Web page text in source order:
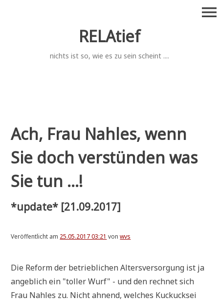
RELAtief
nichts ist so, wie es zu sein scheint ....
menu
Ach, Frau Nahles, wenn
Sie doch verstünden was
Sie tun ...!
*update* [21.09.2017]
Veröffentlicht am 25.05.2017 03:21 vonwvs
Die Reform der betrieb­li­chen Alters­ver­sor­gung ist ja
angeb­lich ein "tol­ler Wurf" - und den rech­net sich
Frau Nah­les zu. Nicht ahnend, wel­ches Kuckucks­ei